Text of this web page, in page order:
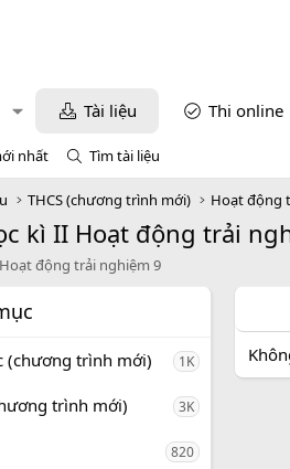
Tài liệu Thi online
nhất Tìm tài liệu
THCS (chương trình mới) Hoạt động
kì II Hoạt động trải
động trải nghiệm 9
(chương trình mới) 1K
trình mới) 3K
820